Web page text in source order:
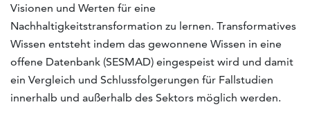
Visionen und Werten für eine
Nachhaltigkeitstransformation zu lernen. Transformatives
Wissen entsteht indem das gewonnene Wissen in eine
offene Datenbank (SESMAD) eingespeist wird und damit
ein Vergleich und Schlussfolgerungen für Fallstudien
innerhalb und außerhalb des Sektors möglich werden.